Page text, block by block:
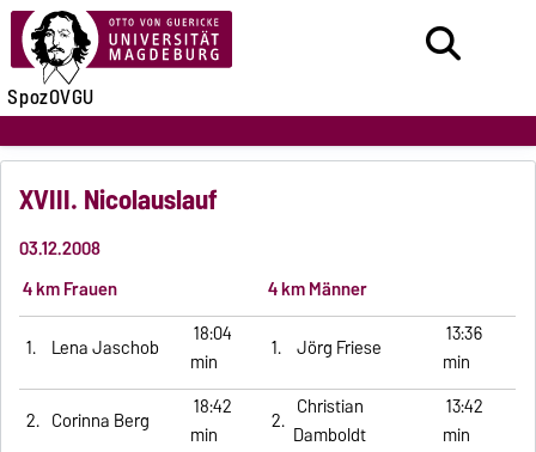
SpozOVGU
XVIII. Nicolauslauf
03.12.2008
4 km Frauen
4 km Männer
1. Lena Jaschob
18:04
min
1. Jörg Friese
13:36
min
2. Corinna Berg
18:42
min
2. Christian
Damboldt
13:42
min